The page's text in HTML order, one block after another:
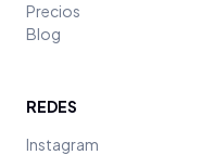
Precios
Blog
REDES
Instagram